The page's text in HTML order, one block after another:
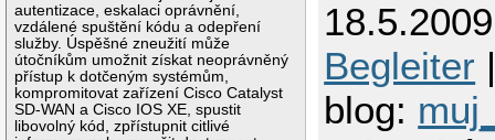
autentizace, eskalaci oprávnění,
vzdálené spuštění kódu a odepření
služby. Úspěšné zneužití může
útočníkům umožnit získat neoprávněný
přístup k dotčeným systémům,
kompromitovat zařízení Cisco Catalyst
SD-WAN a Cisco IOS XE, spustit
libovolný kód, zpřístupnit citlivé
Begleiter
blog: